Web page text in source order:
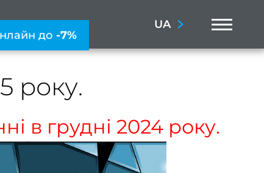
до -7%
UA
року.
в грудні 2024 року.